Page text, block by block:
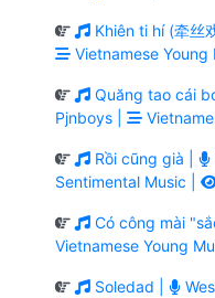
Khiên ti hí (牵丝
Vietnamese Young
Quăng tao cái
Pjnboys |
Rồi cũng già |
Sentimental Music |
Có công mài
Vietnamese Young
Soledad |